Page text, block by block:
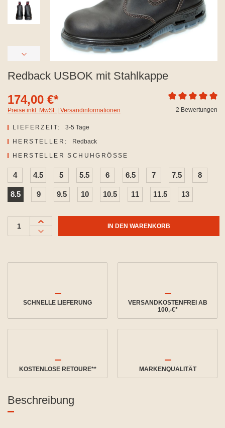
Redback USBOK mit Stahlkappe
174,00 €*
Preise inkl. MwSt. | Versandinformationen 2 Bewertungen
LIEFERZEIT:
3-5 Tage
HERSTELLER:
Redback
HERSTELLER SCHUHGRÖSSE
4 4.5 5 5.5 6 6.5 7 7.5 8
8.5 9 9.5 10 10.5 11 11.5 13
IN DEN WARENKORB
SCHNELLE LIEFERUNG
VERSANDKOSTENFREI AB
100,-€*
KOSTENLOSE RETOURE** MARKENQUALITÄT
Beschreibung